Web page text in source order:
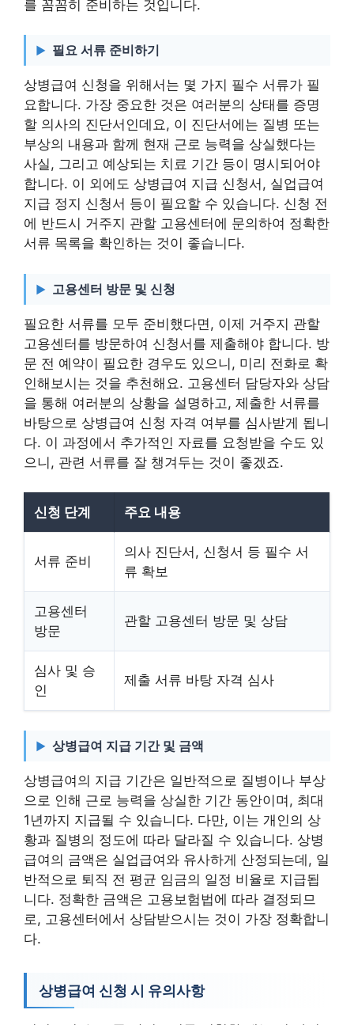
를 꼼꼼히 준비하는 것입니다.
필요 서류 준비하기
상병급여 신청을 위해서는 몇 가지 필수 서류가 필
요합니다. 가장 중요한 것은 여러분의 상태를 증명
할 의사의 진단서인데요, 이 진단서에는 질병 또는
부상의 내용과 함께 현재 근로 능력을 상실했다는
사실, 그리고 예상되는 치료 기간 등이 명시되어야
합니다. 이 외에도 상병급여 지급 신청서, 실업급여
지급 정지 신청서 등이 필요할 수 있습니다. 신청 전
에 반드시 거주지 관할 고용센터에 문의하여 정확한
서류 목록을 확인하는 것이 좋습니다.
고용센터 방문 및 신청
필요한 서류를 모두 준비했다면, 이제 거주지 관할
고용센터를 방문하여 신청서를 제출해야 합니다. 방
문 전 예약이 필요한 경우도 있으니, 미리 전화로 확
인해보시는 것을 추천해요. 고용센터 담당자와 상담
을 통해 여러분의 상황을 설명하고, 제출한 서류를
바탕으로 상병급여 신청 자격 여부를 심사받게 됩니
다. 이 과정에서 추가적인 자료를 요청받을 수도 있
으니, 관련 서류를 잘 챙겨두는 것이 좋겠죠.
신청 단계 주요 내용
서류 준비
의사 진단서, 신청서 등 필수 서
류 확보
고용센터
방문
관할 고용센터 방문 및 상담
심사 및 승
인
제출 서류 바탕 자격 심사
상병급여 지급 기간 및 금액
상병급여의 지급 기간은 일반적으로 질병이나 부상
으로 인해 근로 능력을 상실한 기간 동안이며, 최대
1년까지 지급될 수 있습니다. 다만, 이는 개인의 상
황과 질병의 정도에 따라 달라질 수 있습니다. 상병
급여의 금액은 실업급여와 유사하게 산정되는데, 일
반적으로 퇴직 전 평균 임금의 일정 비율로 지급됩
니다. 정확한 금액은 고용보험법에 따라 결정되므
로, 고용센터에서 상담받으시는 것이 가장 정확합니
다.
상병급여 신청 시 유의사항